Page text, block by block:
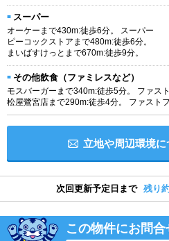
スーパー
オーケーまで430m:徒歩6分。 スーパー
ピーコックストアまで480m:徒歩6分。
まいばすけっとまで670m:徒歩9分。
その他飲食（ファミレスなど）
モスバーガーまで340m:徒歩5分。 ファス
松屋鷺宮店まで290m:徒歩4分。 ファスト
立地や周辺環境に
次回更新予定日まで 残り
この物件にお問合